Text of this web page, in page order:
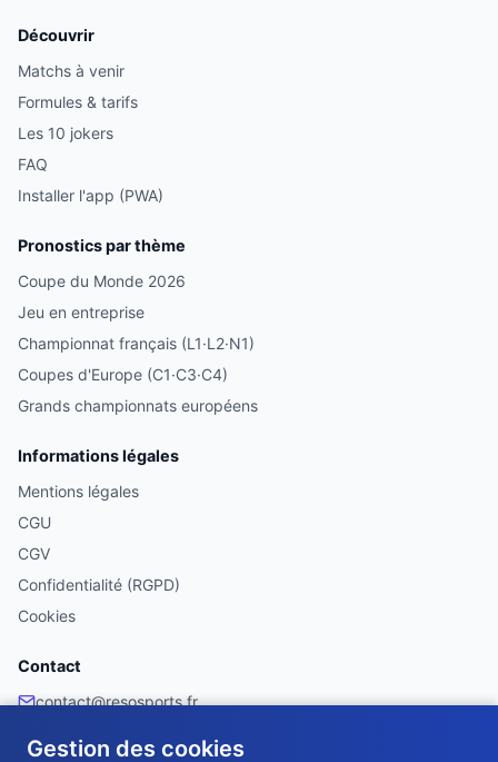
Découvrir
Matchs à venir
Formules & tarifs
Les 10 jokers
FAQ
Installer l'app (PWA)
Pronostics par thème
Coupe du Monde 2026
Jeu en entreprise
Championnat français (L1·L2·N1)
Coupes d'Europe (C1·C3·C4)
Grands championnats européens
Informations légales
Mentions légales
CGU
CGV
Confidentialité (RGPD)
Cookies
Contact
contact@resosports.fr
Facebook
Gestion des cookies